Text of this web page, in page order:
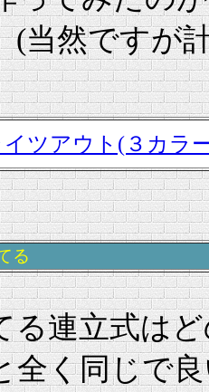
(当然ですが
イツアウト(３カラ
る
る連立式は
全く同じで